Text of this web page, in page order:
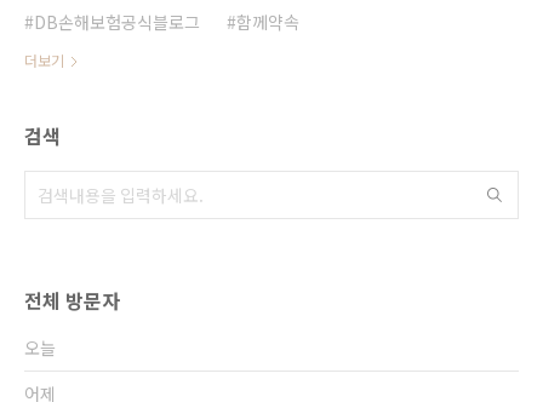
DB손해보험공식블로그
함께약속
더보기
검색
전체 방문자
오늘
어제